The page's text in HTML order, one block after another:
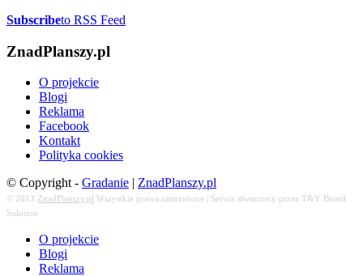
Subscribeto RSS Feed
ZnadPlanszy.pl
O projekcie
Blogi
Reklama
Facebook
Kontakt
Polityka cookies
© Copyright - Gradanie | ZnadPlanszy.pl
© 2013 ZnadPlanszy.pl Wszystkie prawa zastrzeżone | Serwis stworzony przez T&Y Board
Solution
O projekcie
Blogi
Reklama